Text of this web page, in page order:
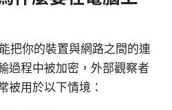
把你的裝置與網路之間的連
過程中被加密，外部觀察者
被用於以下情境：